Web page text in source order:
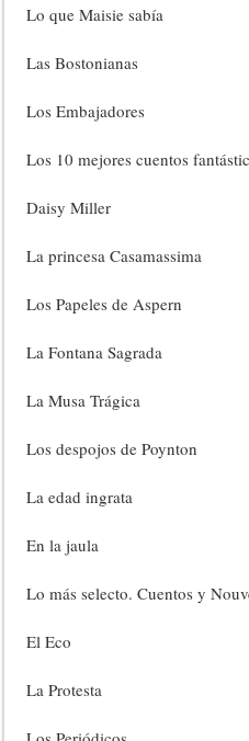
Lo que Maisie sabía
Las Bostonianas
Los Embajadores
Los 10 mejores cuentos
Daisy Miller
La princesa Casamassima
Los Papeles de Aspern
La Fontana Sagrada
La Musa Trágica
Los despojos de Poynton
La edad ingrata
En la jaula
Lo más selecto. Cuentos y
El Eco
La Protesta